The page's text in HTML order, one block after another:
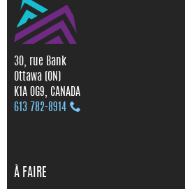
30, rue Bank
Ottawa (ON)
K1A 0G9, CANADA
613 782‑8914
À FAIRE